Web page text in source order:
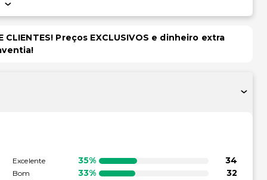
acessível para
CLIENTES! Preços EXCLUSIVOS e dinheiro extra
Excelente 35% 34
Bom 33% 32